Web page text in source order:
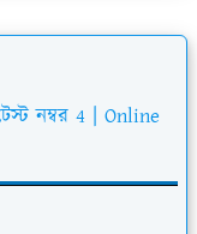
নম্বর 4 | Online